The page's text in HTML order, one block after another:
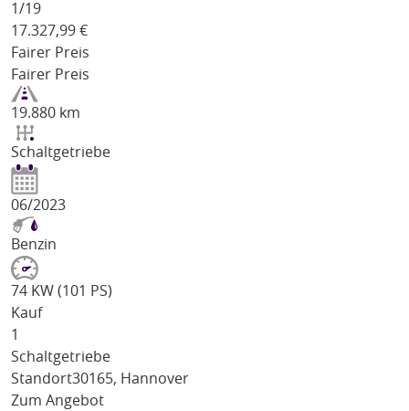
1/19
17.327,99 €
Fairer Preis
Fairer Preis
19.880 km
Schaltgetriebe
06/2023
Benzin
74 KW (101 PS)
Kauf
1
Schaltgetriebe
Standort30165, Hannover
Zum Angebot